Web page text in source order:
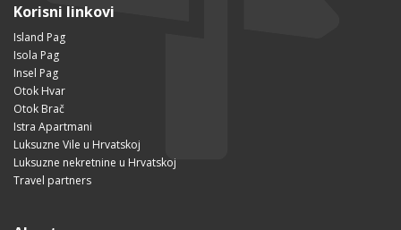
Korisni linkovi
Island Pag
Isola Pag
Insel Pag
Otok Hvar
Otok Brač
Istra Apartmani
Luksuzne Vile u Hrvatskoj
Luksuzne nekretnine u Hrvatskoj
Travel partners